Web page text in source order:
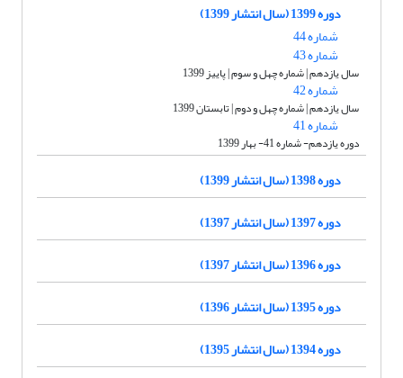
دوره 1399 (سال انتشار 1399)
شماره 44
شماره 43
سال یازدهم | شماره چهل و سوم | پاییز 1399
شماره 42
سال یازدهم | شماره چهل و دوم | تابستان 1399
شماره 41
دوره یازدهم- شماره 41- بهار 1399
دوره 1398 (سال انتشار 1399)
دوره 1397 (سال انتشار 1397)
دوره 1396 (سال انتشار 1397)
دوره 1395 (سال انتشار 1396)
دوره 1394 (سال انتشار 1395)